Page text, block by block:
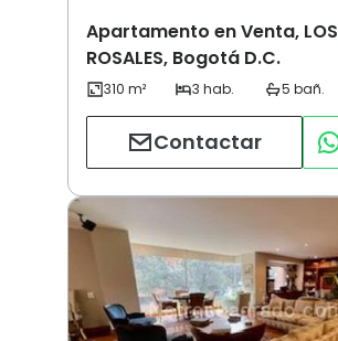
Apartamento en Venta, LOS
ROSALES, Bogotá D.C.
Contactar